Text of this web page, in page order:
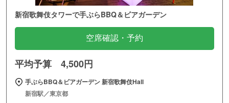
新宿歌舞伎タワーで手ぶらBBQ＆ビアガーデン
空席確認・予約
平均予算 4,500円
手ぶらBBQ＆ビアガーデン 新宿歌舞伎Hall
新宿駅／東京都